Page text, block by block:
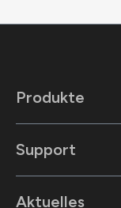
Produkte
Support
Aktuelles